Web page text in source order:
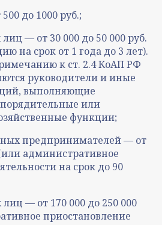
до 1000 руб.;
— от 30 000 до 50 000 руб.
на срок от 1 года до 3 лет).
к ст. 2.4 КоАП РФ
руководители и иные
выполняющие
или
функции;
предпринимателей — от
административное
на срок до 90
— от 170 000 до 250 000
приостановление